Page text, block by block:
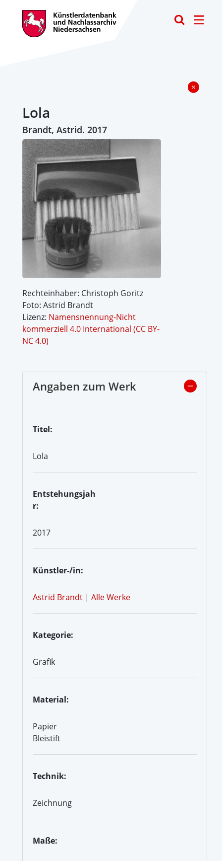
Lola
Brandt, Astrid. 2017
Rechteinhaber: Christoph Goritz
Foto: Astrid Brandt
Lizenz: Namensnennung-Nicht
kommerziell 4.0 International (CC BY-
NC 4.0)
Angaben zum Werk
Titel:
Lola
Entstehungsjah
r:
2017
Künstler-/in:
Astrid Brandt | Alle Werke
Kategorie:
Grafik
Material:
Papier
Bleistift
Technik:
Zeichnung
Maße: